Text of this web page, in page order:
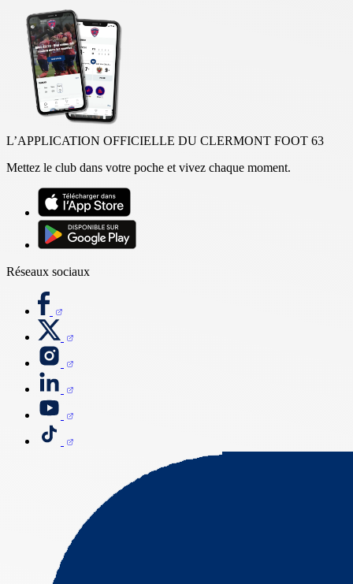
L’APPLICATION OFFICIELLE DU CLERMONT FOOT 63
Mettez le club dans votre poche et vivez chaque moment.
Réseaux sociaux